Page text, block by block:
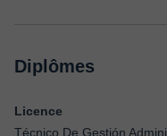
Diplômes
Licence
Técnico De Gestión